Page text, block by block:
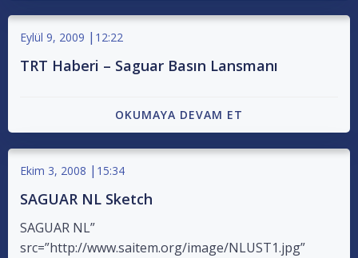
Eylül 9, 2009 | 12:22
TRT Haberi – Saguar Basın Lansmanı
OKUMAYA DEVAM ET
Ekim 3, 2008 | 15:34
SAGUAR NL Sketch
SAGUAR NL”
src=”http://www.saitem.org/image/NLUST1.jpg”